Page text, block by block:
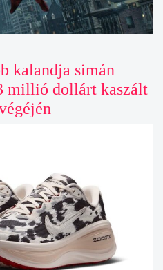
kalandja simán
millió dollárt kaszált